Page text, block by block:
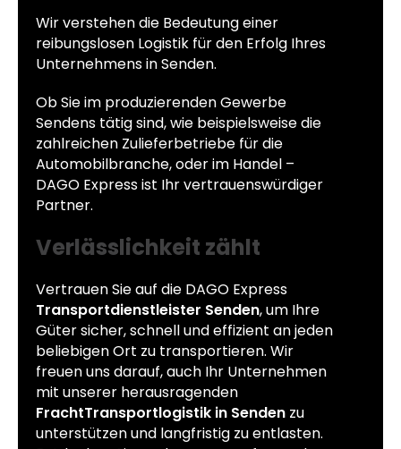
Wir verstehen die Bedeutung einer
reibungslosen Logistik für den Erfolg Ihres
Unternehmens in Senden.
Ob Sie im produzierenden Gewerbe
Sendens tätig sind, wie beispielsweise die
zahlreichen Zulieferbetriebe für die
Automobilbranche, oder im Handel –
DAGO Express ist Ihr vertrauenswürdiger
Partner.
Verlässlichkeit zählt
Vertrauen Sie auf die DAGO Express
Transportdienstleister Senden, um Ihre
Güter sicher, schnell und effizient an jeden
beliebigen Ort zu transportieren. Wir
freuen uns darauf, auch Ihr Unternehmen
mit unserer herausragenden
FrachtTransportlogistik in Senden zu
unterstützen und langfristig zu entlasten.